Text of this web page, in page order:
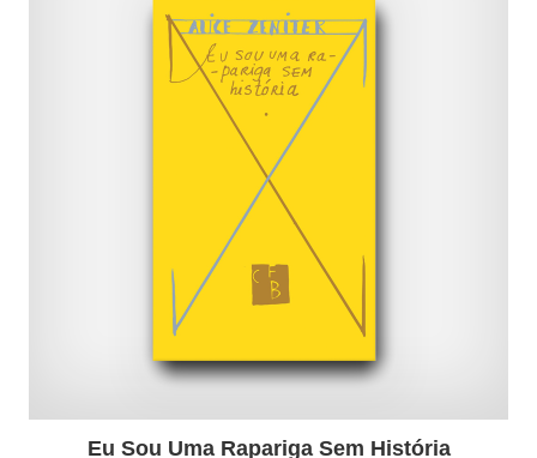
Eu Sou Uma Rapariga Sem História